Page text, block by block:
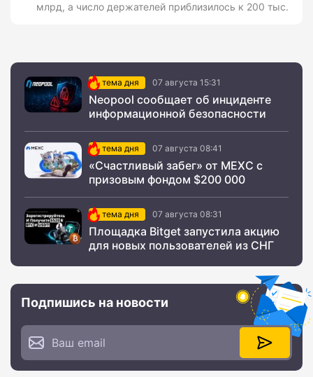
млрд, а число держателей приблизилось к 200 тыс.
тема дня 07 августа 15:31
Neopool сообщает об инциденте
информационной безопасности
тема дня 07 августа 08:41
«Счастливый забег» от MEXC с
призовым фондом $200 000
тема дня 07 августа 08:31
Площадка Bitget запустила акцию
для новых пользователей из СНГ
Подпишись на новости